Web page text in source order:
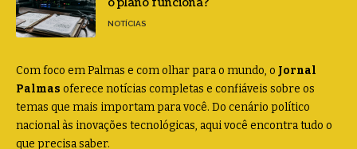
NOTÍCIAS
Com foco em Palmas e com olhar para o mundo, o Jornal
Palmas oferece notícias completas e confiáveis sobre os
temas que mais importam para você. Do cenário político
nacional às inovações tecnológicas, aqui você encontra tudo o
que precisa saber.